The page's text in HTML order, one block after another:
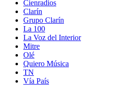
Cienradios
Clarín
Grupo Clarín
La 100
La Voz del Interior
Mitre
Olé
Quiero Música
TN
Vía País